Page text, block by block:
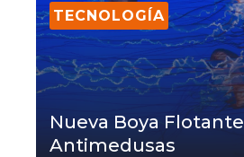
TECNOLOGÍA
Nueva Boya Flotante
Antimedusas